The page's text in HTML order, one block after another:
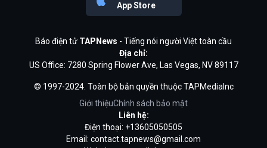
App Store
Báo điện tử TAPNews - Tiếng nói người Việt toàn cầu
Địa chỉ:
US Office: 7280 Spring Flower Ave, Las Vegas, NV 89117
© 1997-2024. Toàn bộ bản quyền thuộc TAPMediaInc
Giới thiệuChính sách bảo mật
Liên hệ:
Điện thoại: +13605050505
Email: contact.tapnews@gmail.com